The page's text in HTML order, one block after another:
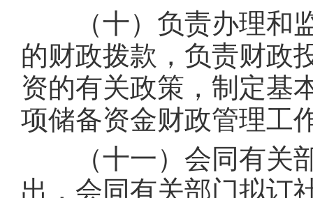
（十）负责办理和监
的财政拨款，负责财政
资的有关政策，制定基
项储备资金财政管理工
（十一）会同有关部
出，会同有关部门拟订